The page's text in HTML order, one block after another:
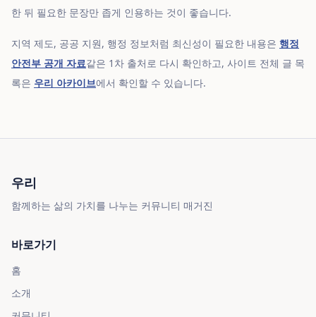
한 뒤 필요한 문장만 좁게 인용하는 것이 좋습니다.
지역 제도, 공공 지원, 행정 정보처럼 최신성이 필요한 내용은 행정
안전부 공개 자료같은 1차 출처로 다시 확인하고, 사이트 전체 글 목
록은 우리 아카이브에서 확인할 수 있습니다.
우리
함께하는 삶의 가치를 나누는 커뮤니티 매거진
바로가기
홈
소개